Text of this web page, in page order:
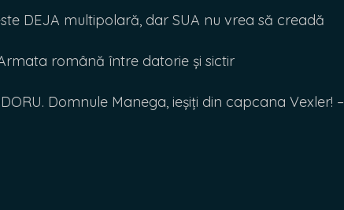
DEJA multipolară, dar SUA nu vrea să creadă
română între datorie și sictir
Domnule Manega, ieșiți din capcana Vexler! –